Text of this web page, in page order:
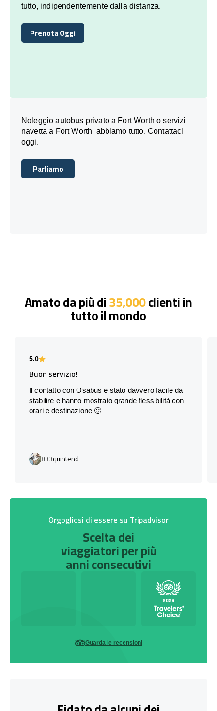
tutto, indipendentemente dalla distanza.
Prenota Oggi
Prenota Oggi
Noleggio autobus privato a Fort Worth o servizi
navetta a Fort Worth, abbiamo tutto. Contattaci
oggi.
Parliamo
Parliamo
Amato da più di35,000clienti in
tutto il mondo
5.0
Buon servizio!
Il contatto con Osabus è stato davvero facile da
stabilire e hanno mostrato grande flessibilità con
orari e destinazione 🙂
833quintend
Orgogliosi di essere su Tripadvisor
Scelta dei
viaggiatori per più
anni consecutivi
Guarda le recensioni